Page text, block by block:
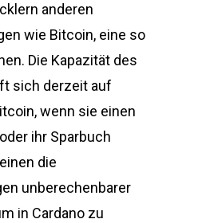
anderen
wie Bitcoin, eine so
Die Kapazität des
sich derzeit auf
wenn sie einen
ihr Sparbuch
die
unberechenbarer
in Cardano zu